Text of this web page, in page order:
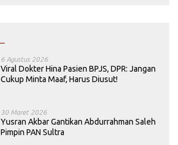
6 Agustus 2026
Viral Dokter Hina Pasien BPJS, DPR: Jangan
Cukup Minta Maaf, Harus Diusut!
30 Maret 2026
Yusran Akbar Gantikan Abdurrahman Saleh
Pimpin PAN Sultra